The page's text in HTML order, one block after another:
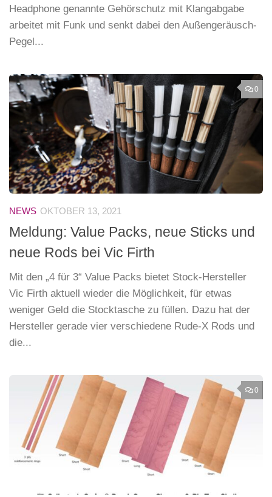
Headphone genannte Gehörschutz mit Klangabgabe
arbeitet mit Funk und senkt dabei den Außengeräusch-
Pegel...
0
NEWS OKTOBER 13, 2021
Meldung: Value Packs, neue Sticks und
neue Rods bei Vic Firth
Mit den „4 für 3“ Value Packs bietet Stock-Hersteller
Vic Firth aktuell wieder die Möglichkeit, für etwas
weniger Geld die Stocktasche zu füllen. Dazu hat der
Hersteller gerade vier verschiedene Rude-X Rods und
die...
0